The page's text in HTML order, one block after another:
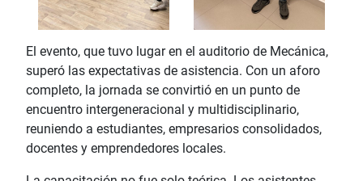
El evento, que tuvo lugar en el auditorio de Mecánica,
superó las expectativas de asistencia. Con un aforo
completo, la jornada se convirtió en un punto de
encuentro intergeneracional y multidisciplinario,
reuniendo a estudiantes, empresarios consolidados,
docentes y emprendedores locales.